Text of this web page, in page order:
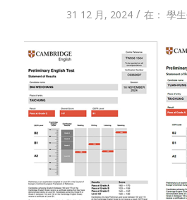
31 12 月, 2024 / 在：學